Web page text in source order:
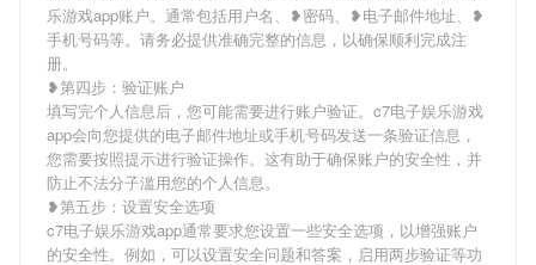
乐游戏app账户。通常包括用户名、❥密码、❥电子邮件地址、❥
手机号码等。请务必提供准确完整的信息，以确保顺利完成注
册。
❥第四步：验证账户
填写完个人信息后，您可能需要进行账户验证。c7电子娱乐游戏
app会向您提供的电子邮件地址或手机号码发送一条验证信息，
您需要按照提示进行验证操作。这有助于确保账户的安全性，并
防止不法分子滥用您的个人信息。
❥第五步：设置安全选项
c7电子娱乐游戏app通常要求您设置一些安全选项，以增强账户
的安全性。例如，可以设置安全问题和答案，启用两步验证等功